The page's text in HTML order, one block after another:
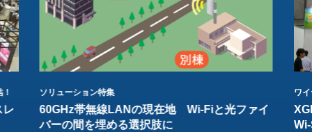
レ
ソリューション特集
60GHz帯無線LANの現在地 Wi-Fiと光ファイ
バーの間を埋める選択肢に
ワ